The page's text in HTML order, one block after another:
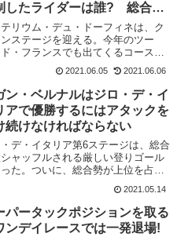
したライダーは誰? 総合ト
は?
リウム・デュ・ドーフィネは、ク
ステージを迎える。今年のツー
・フランスでも出てくるコースを
通り、超級山岳でフニッシュする最
しいコースだ。第6ステージを終わっ
リーダーはアレクセイ・ルチェンコ
Prem...
2021.06.05 2021.06.06
ン・ベルナルはジロ・デ・イ
アで優勝するにはアタックを
続けなければならない
デ・イタリア第6ステージは、総合
ャッフルされる厳しい登りゴール
った。ついに、総合勢が上位を占め
る展開だ。エガン・ベルナルはチー
イトのダニエル・マルティネスのア
クに続いて、自らもアタックを繰り
その後、ダン・マ...
2021.05.14
パータックポジションを取る
ンデイレースでは一発退場!